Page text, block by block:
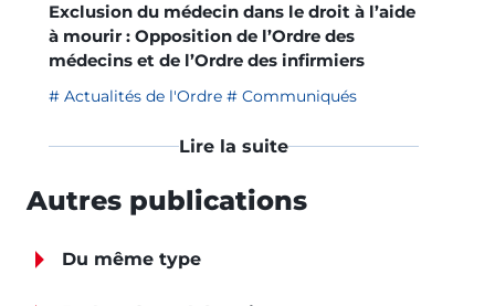
Exclusion du médecin dans le droit à l’aide
à mourir : Opposition de l’Ordre des
médecins et de l’Ordre des infirmiers
Actualités de l'Ordre Communiqués
Lire la suite
Autres publications
Du même type